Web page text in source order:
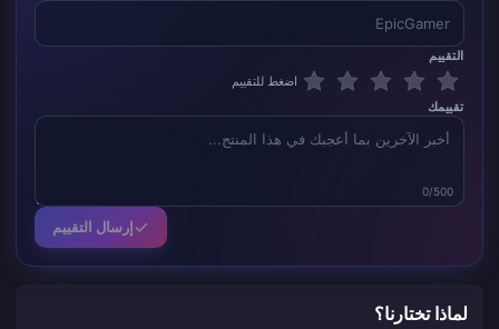
التقييم
اضغط للتقييم
تقييمك
0/500
إرسال التقييم
لماذا تختارنا؟